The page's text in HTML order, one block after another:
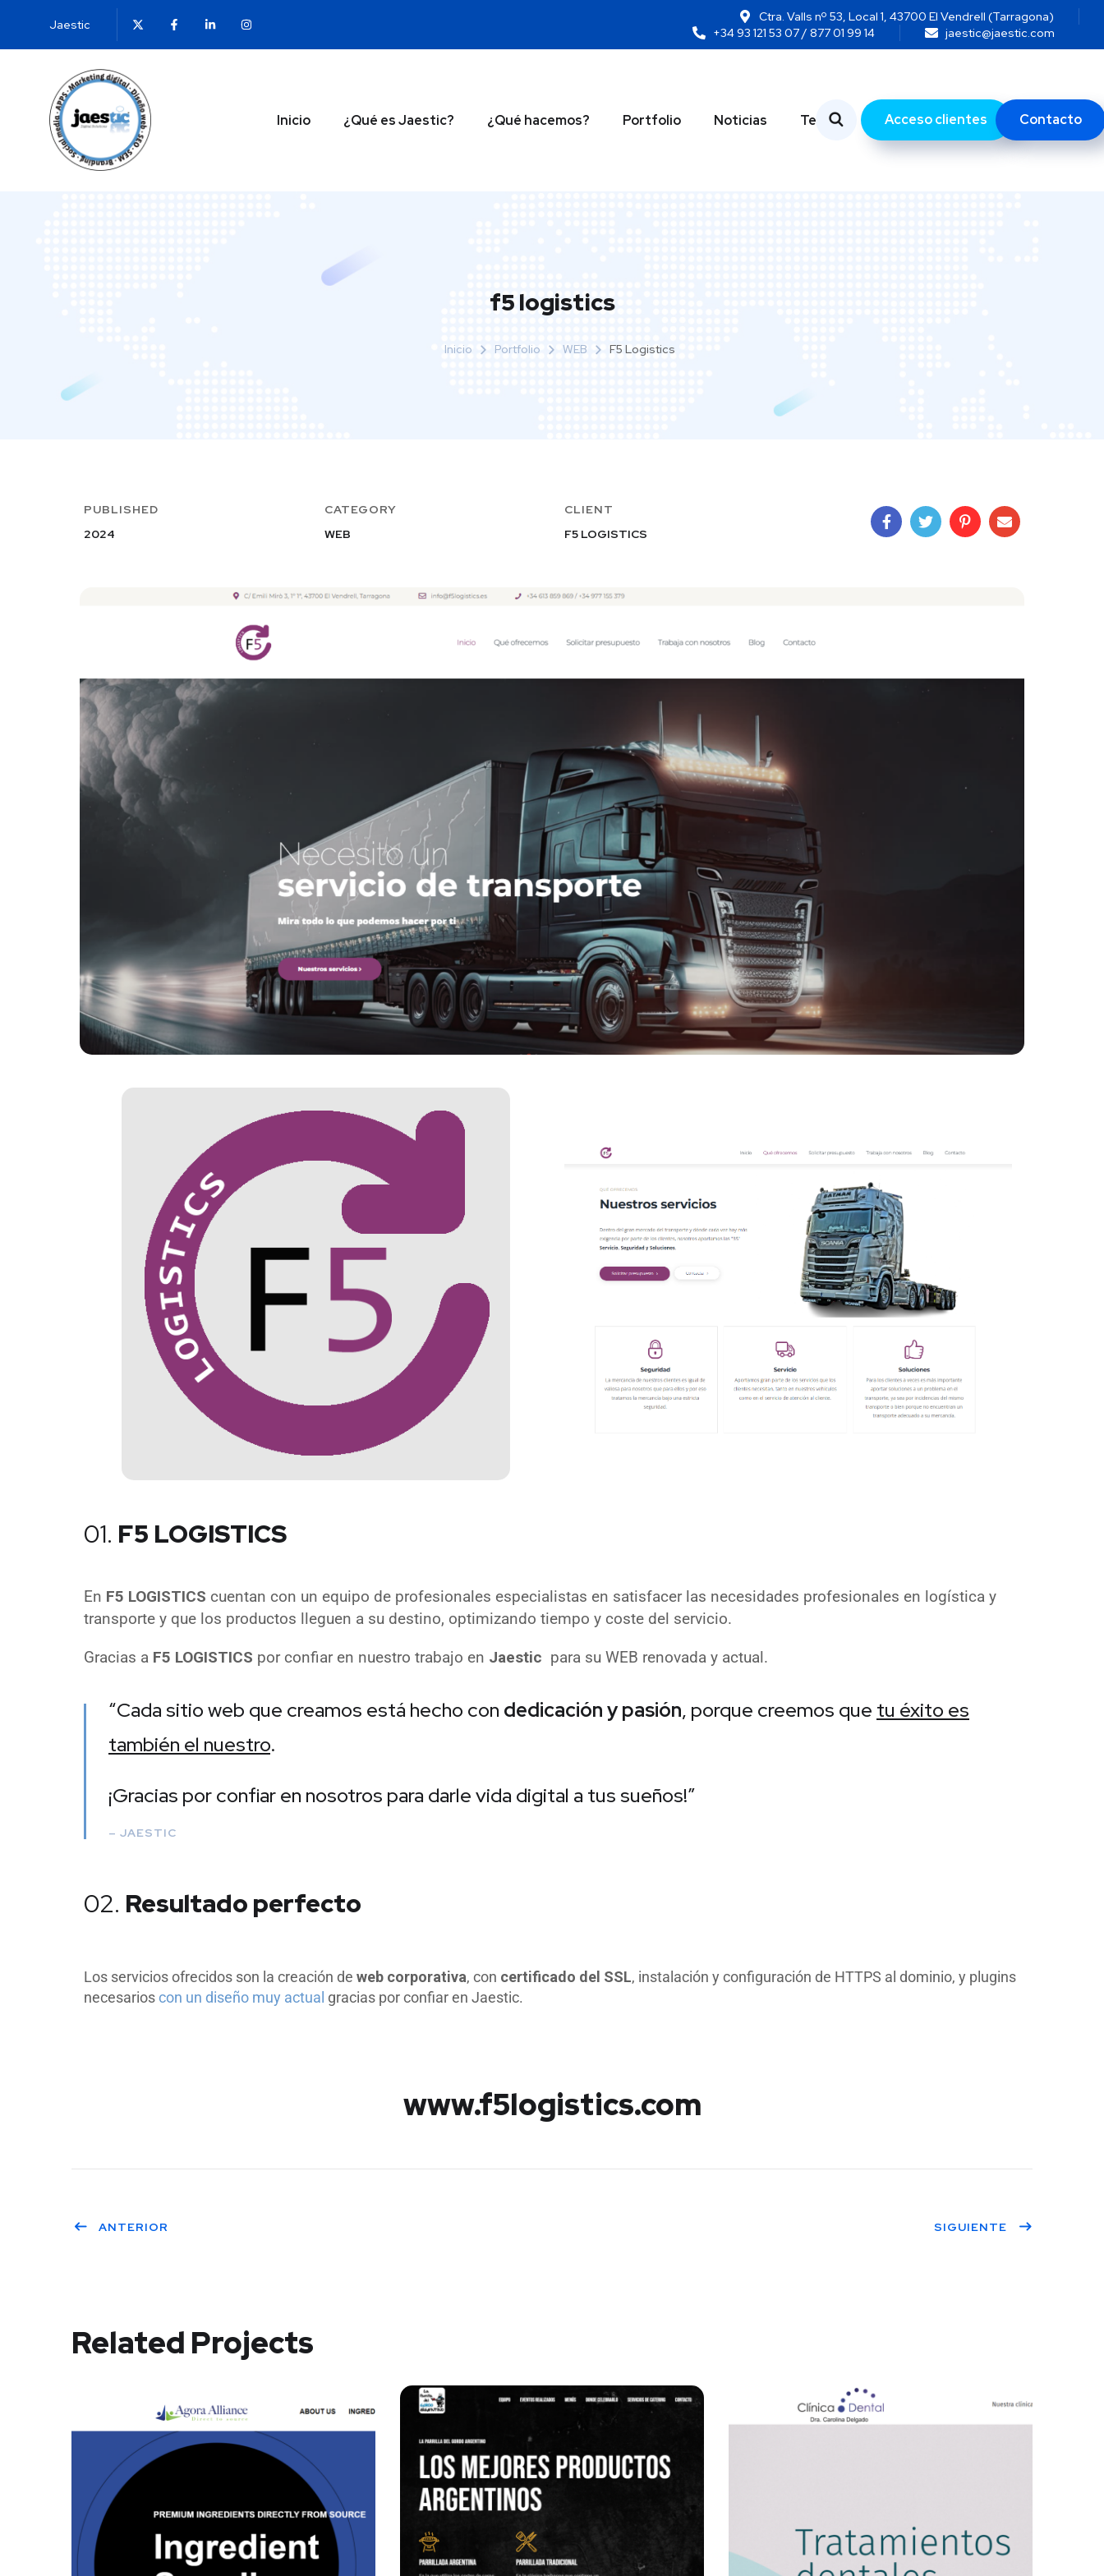
Jaestic
Ctra. Valls nº 53, Local 1, 43700 El Vendrell (Tarragona)
+34 93 121 53 07 / 877 01 99 14
jaestic@jaestic.com
Inicio ¿Qué es Jaestic? ¿Qué hacemos? Portfolio Noticias Temas Acceso clientes Contacto
f5 logistics
Inicio Portfolio WEB F5 Logistics
PUBLISHED
2024
CATEGORY
WEB
CLIENT
F5 LOGISTICS
01. F5 LOGISTICS
En F5 LOGISTICS cuentan con un equipo de profesionales especialistas en satisfacer las necesidades profesionales en logística y
transporte y que los productos lleguen a su destino, optimizando tiempo y coste del servicio.
Gracias a F5 LOGISTICS por confiar en nuestro trabajo en Jaestic para su WEB renovada y actual.
“Cada sitio web que creamos está hecho con dedicación y pasión, porque creemos que tu éxito es
también el nuestro.
¡Gracias por confiar en nosotros para darle vida digital a tus sueños!”
– JAESTIC
02. Resultado perfecto
Los servicios ofrecidos son la creación de web corporativa, con certificado del SSL, instalación y configuración de HTTPS al dominio, y plugins
necesarioscon un diseño muy actual gracias por confiar en Jaestic.
www.f5logistics.com
ANTERIOR SIGUIENTE
Related Projects